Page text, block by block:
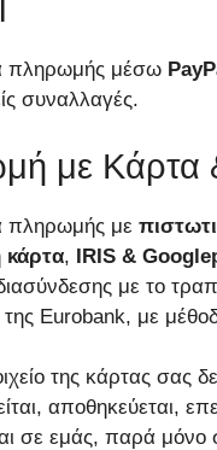
πληρωμής μέσω
συναλλαγές.
με Κάρτα
πληρωμής με
κάρτα, IRIS &
με το
Eurobank, με
της κάρτας σας
αποθηκεύεται,
σε εμάς, παρά μόνο